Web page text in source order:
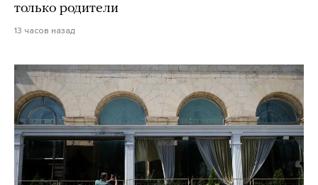
только родители
13 часов назад